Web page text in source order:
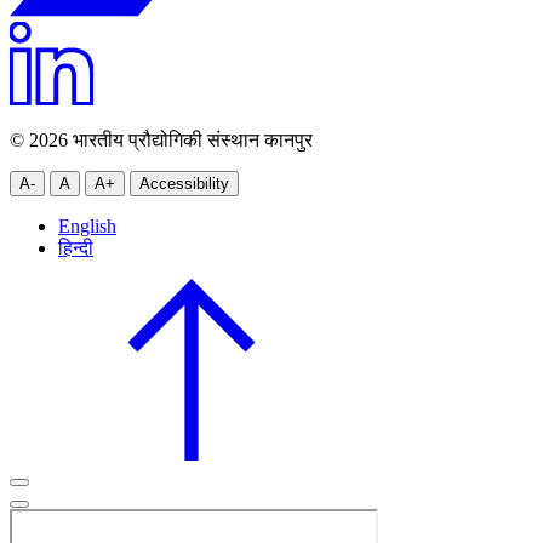
© 2026 भारतीय प्रौद्योगिकी संस्थान कानपुर
A- A A+ Accessibility
English
हिन्दी